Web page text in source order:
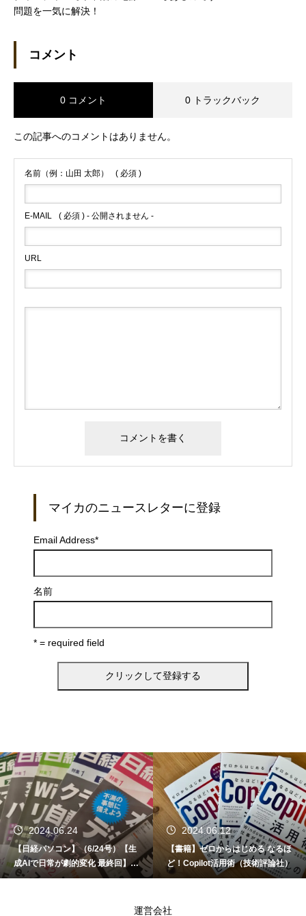
問題を一気に解決！
コメント
0 コメント 0 トラックバック
この記事へのコメントはありません。
名前（例：山田 太郎） ( 必須 )
E-MAIL ( 必須 ) - 公開されません -
URL
マイカのニュースレターに登録
Email Address*
名前
* = required field
2024.06.24
【日経パソコン】（6/24号）【生
成AIで日常が劇的変化 最終回】 A
I時代のアプリケーション／サービ
2024.06.12
【書籍】ゼロからはじめる なるほ
ど！Copilot活用術（技術評論社）
運営会社